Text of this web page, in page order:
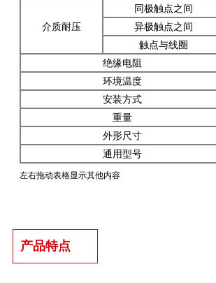
介质耐压
同极触点之间
异极触点之间
触点与线圈
绝缘电阻
环境温度
安装方式
重量
外形尺寸
通用型号
左右拖动表格显示其他内容
产品特点